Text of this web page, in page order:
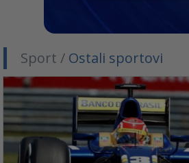
Sport / Ostali sportovi